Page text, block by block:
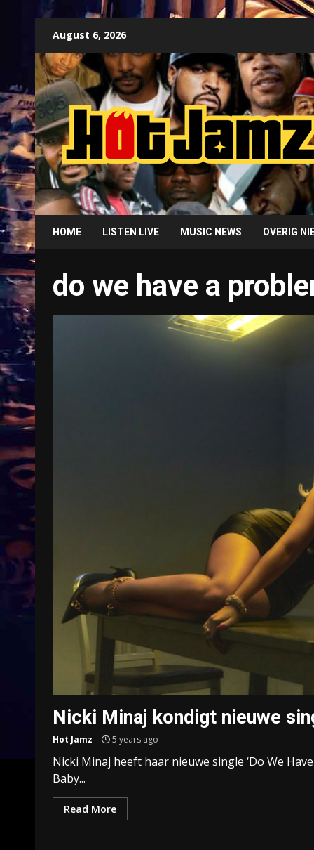
content
August 6, 2026
HOME LISTEN LIVE MUSIC NEWS OVERIG
do we have a
Nicki Minaj kondigt nieuwe
Hot Jamz 5 years ago
Nicki Minaj heeft haar nieuwe single ‘Do We
Baby...
Read More